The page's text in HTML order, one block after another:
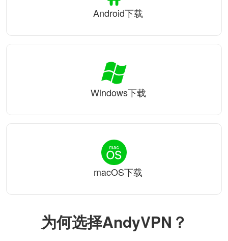
为何选择AndyVPN？
Android下载
Windows下载
macOS下载